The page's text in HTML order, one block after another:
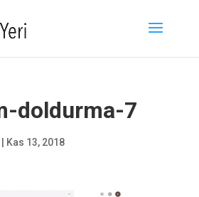
doldurma-7
Kas 13, 2018